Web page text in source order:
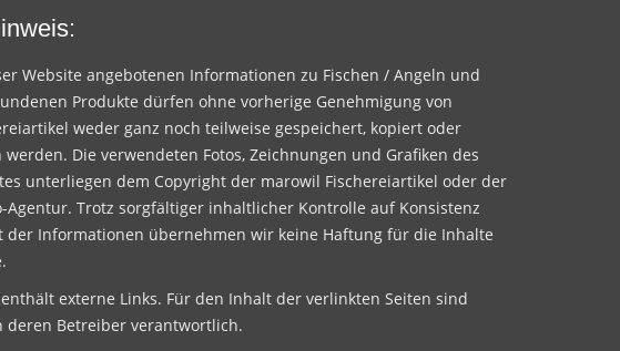
Website angebotenen Informationen zu Fischen / Angeln und
Produkte dürfen ohne vorherige Genehmigung von
weder ganz noch teilweise gespeichert, kopiert oder
Die verwendeten Fotos, Zeichnungen und Grafiken des
unterliegen dem Copyright der marowil Fischereiartikel oder der
Agentur. Trotz sorgfältiger inhaltlicher Kontrolle auf Konsistenz
der Informationen übernehmen wir keine Haftung für die Inhalte
externe Links. Für den Inhalt der verlinkten Seiten sind
deren Betreiber verantwortlich.